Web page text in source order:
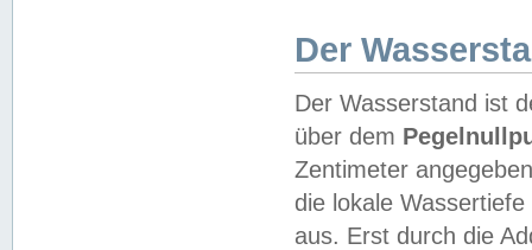
Der
Der Wasserstand ist
über dem
Zentimeter
die lokale
aus. Erst durch die